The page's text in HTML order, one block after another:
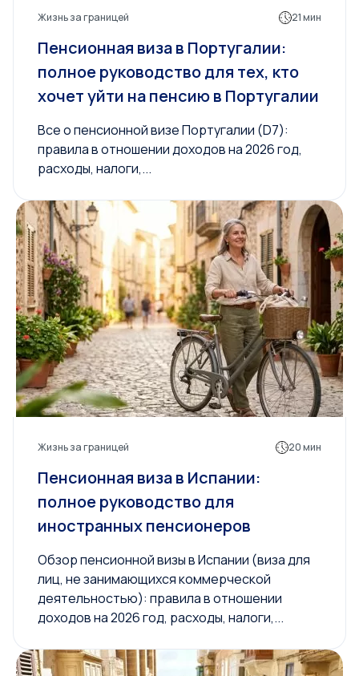
Жизнь за границей 21 мин
Пенсионная виза в Португалии:
полное руководство для тех, кто
хочет уйти на пенсию в Португалии
Все о пенсионной визе Португалии (D7):
правила в отношении доходов на 2026 год,
расходы, налоги,...
Жизнь за границей 20 мин
Пенсионная виза в Испании:
полное руководство для
иностранных пенсионеров
Обзор пенсионной визы в Испании (виза для
лиц, не занимающихся коммерческой
деятельностью): правила в отношении
доходов на 2026 год, расходы, налоги,...